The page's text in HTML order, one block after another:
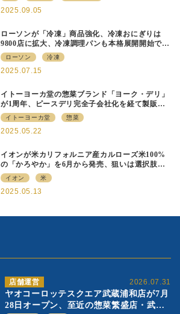
2026.07.31
店舗運営
ヤオコーロッテスクエア武蔵浦和店が7月
28日オープン、至近の惣菜繁盛店・武蔵
2025.09.05
ローソンが「冷凍」商品強化、冷凍おにぎりは
9800店に拡大、冷凍調理パンも本格展開開始で約
700店での展開へ
ローソン 冷凍
2025.07.15
イトーヨーカ堂の惣菜ブランド「ヨーク・デリ」
が1周年、ピースデリ完全子会社化を経て製販連
携強化の現在地
イトーヨーカ堂 惣菜
2025.05.22
イオンが米カリフォルニア産カルローズ米100%
の「かろやか」を6月から発売、狙いは選択肢の
提供
イオン 米
2025.05.13